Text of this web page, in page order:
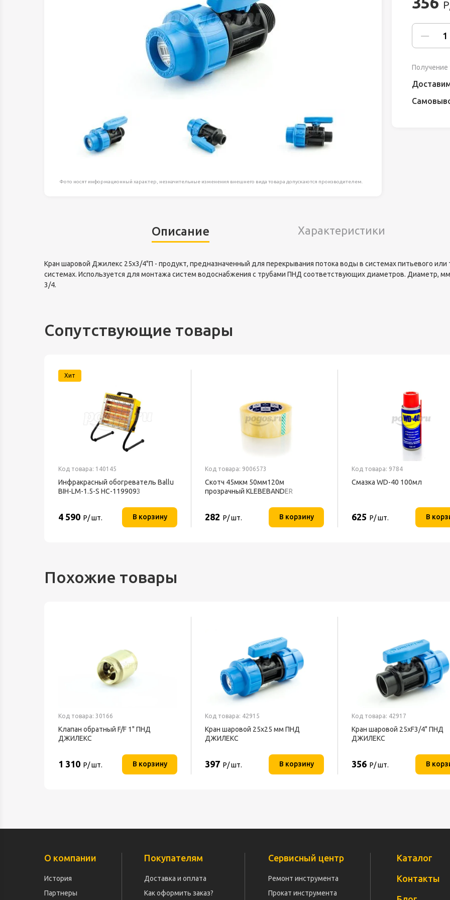
Оборудование для работ на
высоте
Пневматика, Гидравлика
Промышленная химия
Распродажа
Расходные материалы и
оснастка
Скобяные изделия
Такелаж
Фото носят информационный характер, незначительные изменения внешнего вида товара допускаются производителем.
Получение
Описание Характеристики
Кран шаровой Джилекс 25х3/4"П - продукт, предназначенный для перекрывания потока воды в системах питьевого
системах. Используется для монтажа систем водоснабжения с трубами ПНД соответствующих диаметров. Диаметр,
3/4.
Сопутствующие товары
Хит
Код товара: 140145
Инфракрасный обогреватель Ballu
BIH-LM-1.5-S НС-1199093
4 590 Р/ шт. В корзину
Код товара: 9006573
Скотч 45мкм 50мм120м
прозрачный KLEBEBANDER
282 Р/ шт. В корзину
Код товара: 9784
Смазка WD-40 100мл
625 Р/ шт. В
Похожие товары
Код товара: 30166
Клапан обратный F/F 1" ПНД
ДЖИЛЕКС
1 310 Р/ шт. В корзину
Код товара: 42915
Кран шаровой 25x25 мм ПНД
ДЖИЛЕКС
397 Р/ шт. В корзину
Код товара: 42917
Кран шаровой 25xF3/4" ПНД
ДЖИЛЕКС
356 Р/ шт. В
О компании
История
Партнеры
Покупателям
Доставка и оплата
Как оформить заказ?
Сервисный центр
Ремонт инструмента
Прокат инструмента
Каталог
Контакты